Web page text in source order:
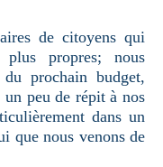
de citoyens qui
plus propres; nous
prochain budget,
peu de répit à nos
dans un
que nous venons de